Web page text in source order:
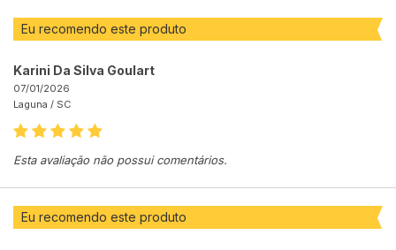
Eu recomendo este produto
Karini Da Silva Goulart
07/01/2026
Laguna / SC
Esta avaliação não possui comentários.
Eu recomendo este produto